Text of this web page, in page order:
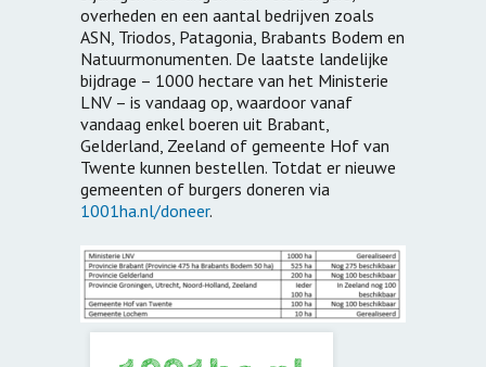
overheden en een aantal bedrijven zoals
ASN, Triodos, Patagonia, Brabants Bodem en
Natuurmonumenten. De laatste landelijke
bijdrage – 1000 hectare van het Ministerie
LNV – is vandaag op, waardoor vanaf
vandaag enkel boeren uit Brabant,
Gelderland, Zeeland of gemeente Hof van
Twente kunnen bestellen. Totdat er nieuwe
gemeenten of burgers doneren via
1001ha.nl/doneer.